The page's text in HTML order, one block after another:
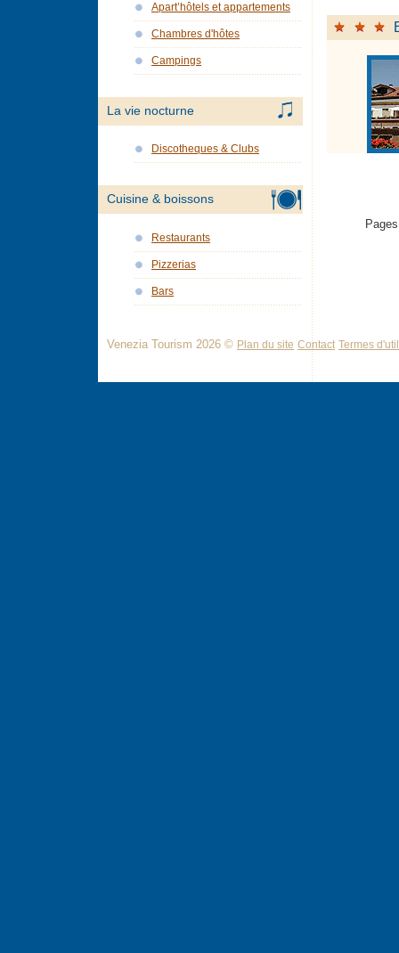
Apart’hôtels et appartements
Chambres d'hôtes
Campings
La vie nocturne
Discotheques & Clubs
Cuisine & boissons
Restaurants
Pizzerias
Bars
Venezia Tourism 2026 © Plan du site Contact Termes